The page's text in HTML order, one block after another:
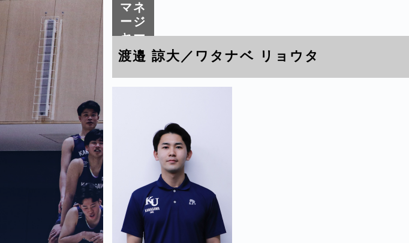
マネ
ージ
ャー
渡邉 諒大／ワタナベ リョウタ